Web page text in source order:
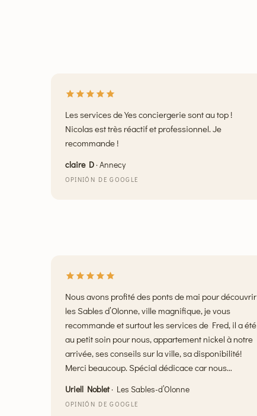
Les services de Yes conciergerie sont au top !
Nicolas est très réactif et professionnel. Je
recommande !
claire D·Annecy
OPINIÓN DE GOOGLE
Nous avons profité des ponts de mai pour découvrir
les Sables d’Olonne, ville magnifique, je vous
recommande et surtout les services de Fred, il a été
au petit soin pour nous, appartement nickel à notre
arrivée, ses conseils sur la ville, sa disponibilité!
Merci beaucoup. Spécial dédicace car nous
soleil, et il a trouvé! c’était magique
Uriell Noblet· Les Sables-d’Olonne
OPINIÓN DE GOOGLE